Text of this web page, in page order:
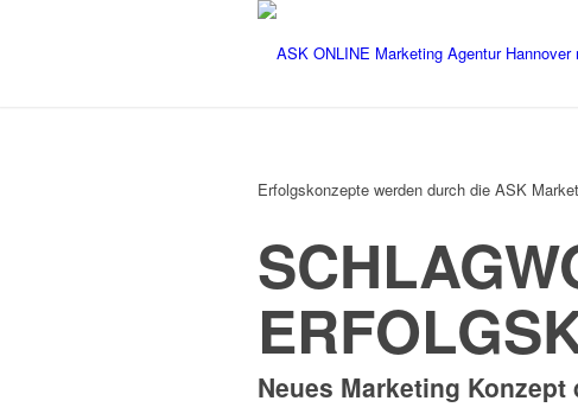
Erfolgskonzepte werden durch die ASK
Neues Marketing